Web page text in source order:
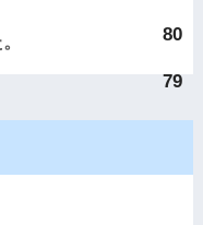
80
79